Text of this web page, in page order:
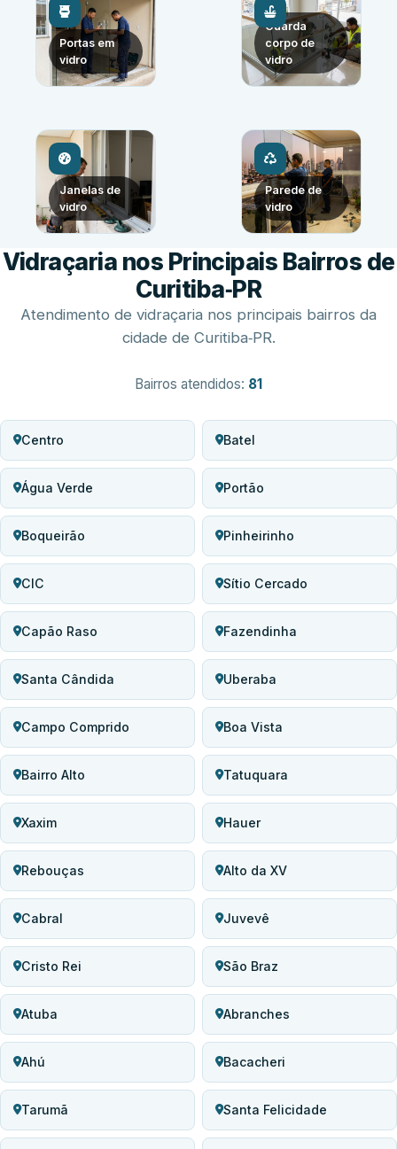
Portas em
vidro
Guarda
corpo de
vidro
Janelas de
vidro
Parede de
vidro
Vidraçaria nos Principais Bairros de
Curitiba‑PR
Atendimento de vidraçaria nos principais bairros da
cidade de Curitiba‑PR.
Bairros atendidos: 81
Centro Batel
Água Verde Portão
Boqueirão Pinheirinho
CIC Sítio Cercado
Capão Raso Fazendinha
Santa Cândida Uberaba
Campo Comprido Boa Vista
Bairro Alto Tatuquara
Xaxim Hauer
Rebouças Alto da XV
Cabral Juvevê
Cristo Rei São Braz
Atuba Abranches
Ahú Bacacheri
Tarumã Santa Felicidade